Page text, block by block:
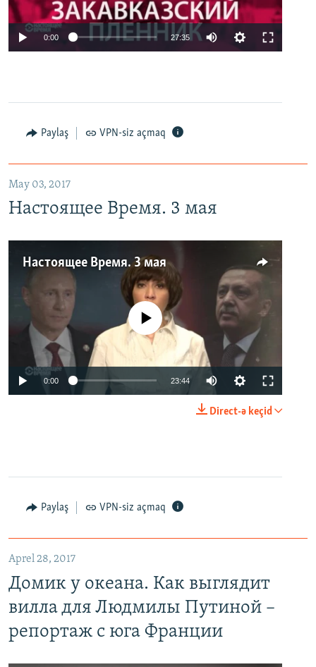
0:00 27:35
Paylaş VPN-siz açmaq
May 03, 2017
Настоящее Время. 3 мая
Настоящее Время. 3 мая
No media source currently available
0:00 23:44
Direct-ə keçid
Paylaş VPN-siz açmaq
Aprel 28, 2017
Домик у океана. Как выглядит
вилла для Людмилы Путиной –
репортаж с юга Франции